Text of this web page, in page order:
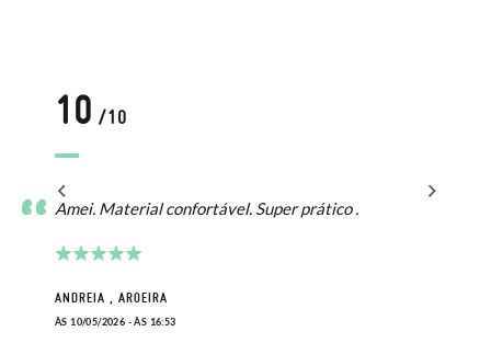
10 /10
Amei. Material confortável. Super prático .
ANDREIA , AROEIRA
ÀS 10/05/2026 - ÀS 16:53